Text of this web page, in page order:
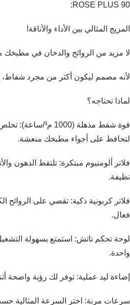
ROSE PLUS 90:
المزيج المثالي بين الأداء والأناقة!
لا مزيد من الروائح والدخان في مطبخك
لأنه مصمم ليكون أكثر من مجرد شفاط،
لماذا تحتاجه؟
قوة شفط مذهلة
لتحافظ على أجواء مطبخك منعشة.
فلاتر ألومنيوم مبتكرة: تلتقط الدهون
نظيفة.
فلاتر كربونية ذكية: تقضي على الروائح
فعال.
لوحة تحكم تاتش: استمتع بسهولة
واحدة.
إضاءة ليد عملية: توفر لك رؤية واضحة
سرعات مرنة: اختر السرعة المثالية